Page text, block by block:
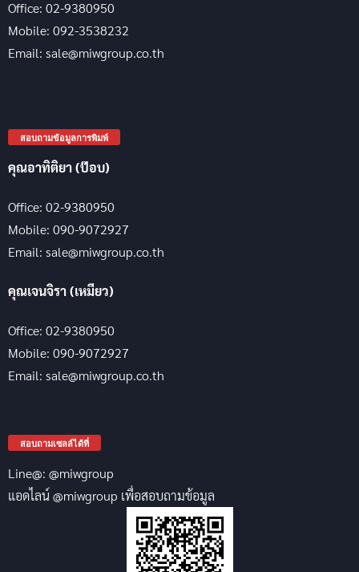
Office: 02-9380950
Mobile: 092-3538232
Email: sale@miwgroup.co.th
สอบถามข้อมูลการพิมพ์
คุณอาทิติยา (ป๊อบ)
Office: 02-9380950
Mobile: 090-9072927
Email: sale@miwgroup.co.th
คุณเจนจิรา (เหมียว)
Office: 02-9380950
Mobile: 090-9072927
Email: sale@miwgroup.co.th
สอบถามเซลล์ได้ที่
Line@: @miwgroup
แอดไลน์ @miwgroup เพื่อสอบถามข้อมูล